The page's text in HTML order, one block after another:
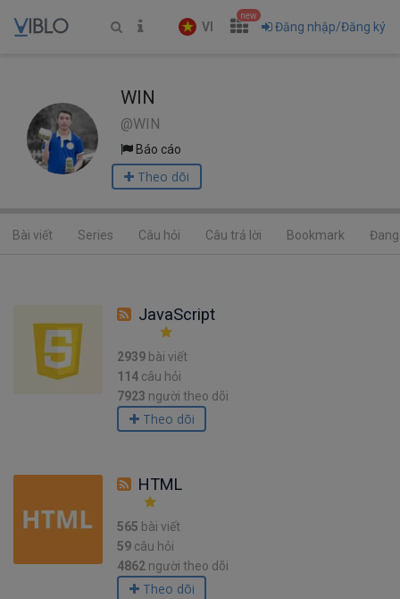
VI
new
Đăng nhập/Đăng ký
WIN
@WIN
Báo cáo
Theo dõi
Bài viết Series Câu hỏi Câu trả lời Bookmark
JavaScript
2939 bài viết
114 câu hỏi
7923 người theo dõi
Theo dõi
HTML
565 bài viết
59 câu hỏi
4862 người theo dõi
Theo dõi